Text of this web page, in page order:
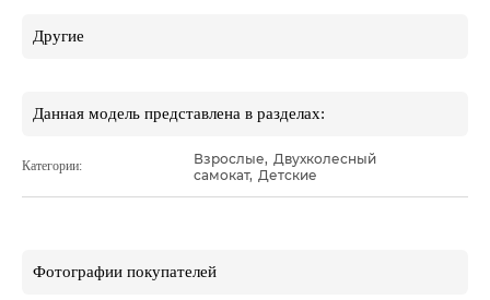
Другие
Данная модель представлена в разделах:
Категории: Взрослые, Двухколесный
самокат, Детские
Фотографии покупателей